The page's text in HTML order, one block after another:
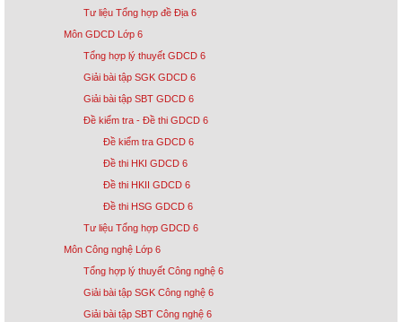
Tư liệu Tổng hợp đề Địa 6
Môn GDCD Lớp 6
Tổng hợp lý thuyết GDCD 6
Giải bài tập SGK GDCD 6
Giải bài tập SBT GDCD 6
Đề kiểm tra - Đề thi GDCD 6
Đề kiểm tra GDCD 6
Đề thi HKI GDCD 6
Đề thi HKII GDCD 6
Đề thi HSG GDCD 6
Tư liệu Tổng hợp GDCD 6
Môn Công nghệ Lớp 6
Tổng hợp lý thuyết Công nghệ 6
Giải bài tập SGK Công nghệ 6
Giải bài tập SBT Công nghệ 6